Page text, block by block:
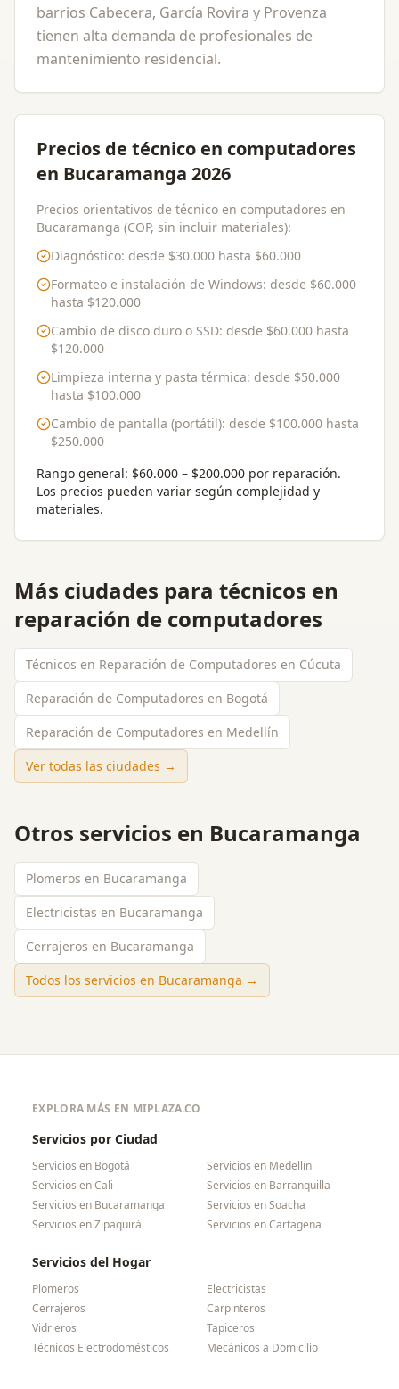
barrios Cabecera, García Rovira y Provenza
tienen alta demanda de profesionales de
mantenimiento residencial.
Precios de técnico en computadores
en Bucaramanga 2026
Precios orientativos de técnico en computadores en
Bucaramanga (COP, sin incluir materiales):
Diagnóstico: desde $30.000 hasta $60.000
Formateo e instalación de Windows: desde $60.000
hasta $120.000
Cambio de disco duro o SSD: desde $60.000 hasta
$120.000
Limpieza interna y pasta térmica: desde $50.000
hasta $100.000
Cambio de pantalla (portátil): desde $100.000 hasta
$250.000
Rango general: $60.000 – $200.000 por reparación.
Los precios pueden variar según complejidad y
materiales.
Más ciudades para técnicos en
reparación de computadores
Técnicos en Reparación de Computadores en Cúcuta
Reparación de Computadores en Bogotá
Reparación de Computadores en Medellín
Ver todas las ciudades →
Otros servicios en Bucaramanga
Plomeros en Bucaramanga
Electricistas en Bucaramanga
Cerrajeros en Bucaramanga
Todos los servicios en Bucaramanga →
EXPLORA MÁS EN MIPLAZA.CO
Servicios por Ciudad
Servicios en Bogotá Servicios en Medellín
Servicios enCali Servicios en Barranquilla
Servicios en Bucaramanga Servicios enSoacha
Servicios enZipaquirá Servicios enCartagena
Servicios del Hogar
Plomeros
Electricistas
Cerrajeros
Carpinteros
Vidrieros
Tapiceros
Técnicos Electrodomésticos
Mecánicos a Domicilio